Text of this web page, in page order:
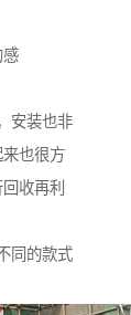
感
安装也非
也很方
收再利
同的款式